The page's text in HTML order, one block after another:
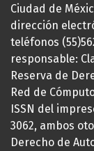
Ciudad de
dirección
teléfonos
responsable:
Reserva de
Red de
ISSN del
3062, ambos
Derecho de